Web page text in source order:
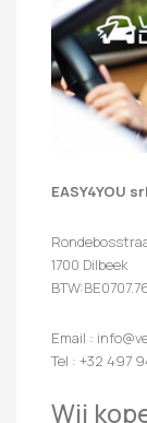
EASY4YOU srl
1700 Dilbeek
Email :
Tel : +32 497
Wij